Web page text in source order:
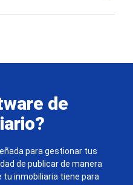
de
para gestionar tus
de publicar de manera
tu inmobiliaria tiene para